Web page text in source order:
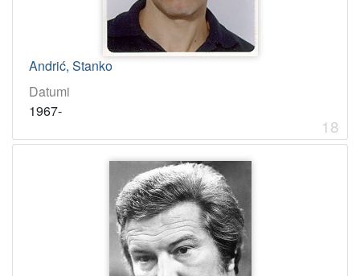
Andrić, Stanko
Datumi
1967-
18